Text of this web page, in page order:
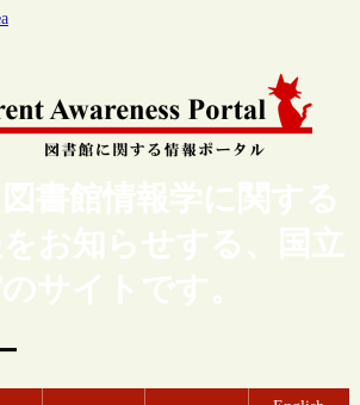
書館情報学に関する
お知らせする、国立
サイトです。